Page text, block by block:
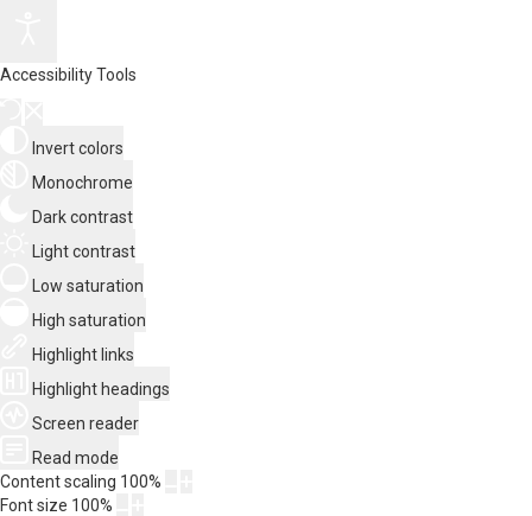
Accessibility Tools
Invert colors
Monochrome
Dark contrast
Light contrast
Low saturation
High saturation
Highlight links
Highlight headings
Screen reader
Read mode
Content scaling 100%
Font size 100%